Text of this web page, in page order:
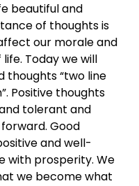
beautiful and
of thoughts is
our morale and
Today we will
thoughts “two line
Positive thoughts
tolerant and
Good
and well-
with prosperity. We
we become what